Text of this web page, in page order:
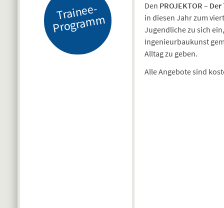
Tr
ai
n
e
e-
Pr
o
gr
a
m
m
Den PROJEKTOR –
in diesen Jahr zum
Jugendliche zu sich
Ingenieurbaukunst
Alltag zu geben.
Alle Angebote sind